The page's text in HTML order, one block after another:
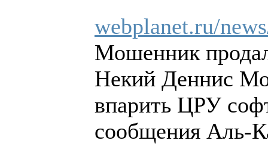
webplanet.ru/
Мошенник
Некий Деннис
впарить ЦРУ
сообщения Аль-